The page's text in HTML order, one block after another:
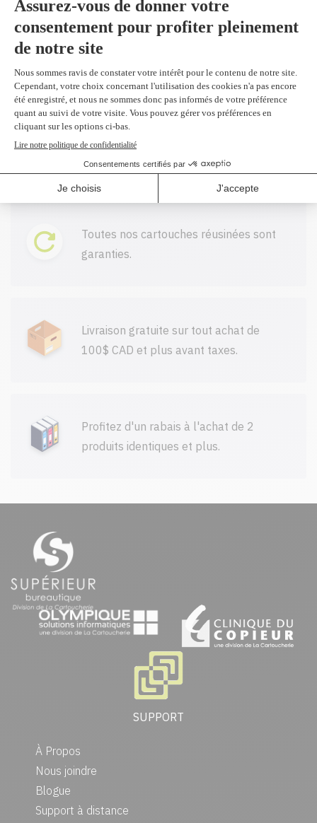
Jaune 335
pages
plus 27,20 $)
T069520 - Original
Paquet
75,99$ (2 et plus
Toutes nos cartouches réusinées sont
garanties.
Livraison gratuite sur tout achat de
100$ CAD et plus avant taxes.
Profitez d'un rabais à l'achat de 2
produits identiques et plus.
SUPPORT
À Propos
Nous joindre
Blogue
Support à distance